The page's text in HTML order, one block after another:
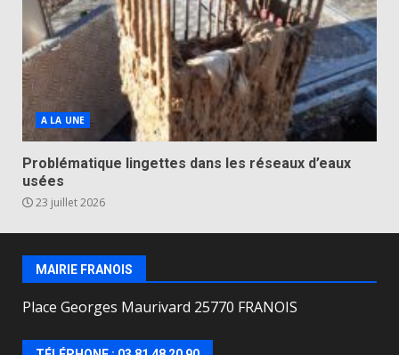
A LA UNE
Problématique lingettes dans les réseaux d’eaux
usées
23 juillet 2026
MAIRIE FRANOIS
Place Georges Maurivard 25770 FRANOIS